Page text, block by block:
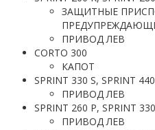
ЗАЩИТНЫЕ
ПРИВОД ЛЕВ
CORTO 300
КАПОТ
SPRINT 330 S, SPRINT
ПРИВОД ЛЕВ
SPRINT 260 P, SPRINT
ПРИВОД ЛЕВ